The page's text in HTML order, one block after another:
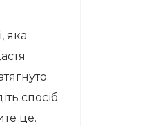
яка
спосіб
це.